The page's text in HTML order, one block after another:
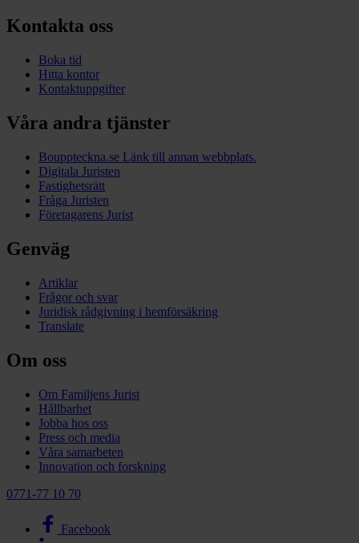
Kontakta oss
Boka tid
Hitta kontor
Kontaktuppgifter
Våra andra tjänster
Bouppteckna.se Länk till annan webbplats.
Digitala Juristen
Fastighetsrätt
Fråga Juristen
Företagarens Jurist
Genväg
Artiklar
Frågor och svar
Juridisk rådgivning i hemförsäkring
Translate
Om oss
Om Familjens Jurist
Hållbarhet
Jobba hos oss
Press och media
Våra samarbeten
Innovation och forskning
0771-77 10 70
Facebook